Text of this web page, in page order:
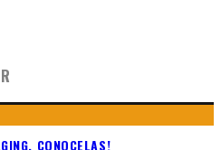
CONOCELAS!